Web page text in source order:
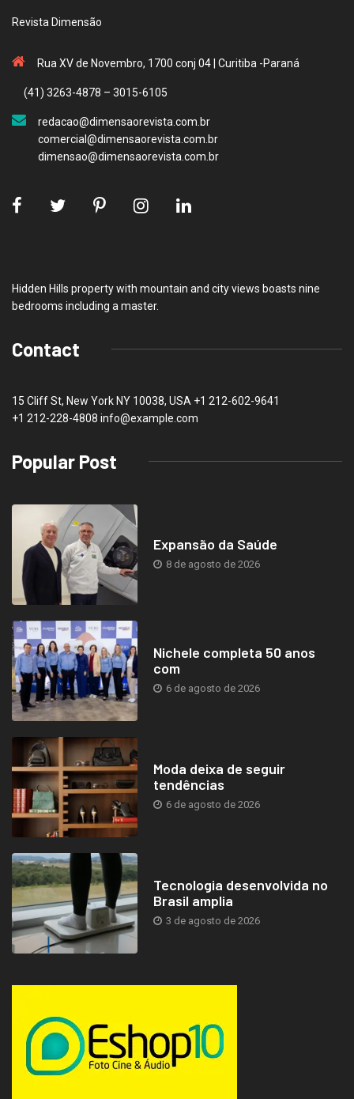
Revista Dimensão
Rua XV de Novembro, 1700 conj 04 | Curitiba -Paraná
(41) 3263-4878 – 3015-6105
redacao@dimensaorevista.com.br
comercial@dimensaorevista.com.br
dimensao@dimensaorevista.com.br
Hidden Hills property with mountain and city views boasts nine
bedrooms including a master.
Contact
15 Cliff St, New York NY 10038, USA +1 212-602-9641
+1 212-228-4808 info@example.com
Popular Post
Expansão da Saúde
8 de agosto de 2026
Nichele completa 50 anos
com
6 de agosto de 2026
Moda deixa de seguir
tendências
6 de agosto de 2026
Tecnologia desenvolvida no
Brasil amplia
3 de agosto de 2026